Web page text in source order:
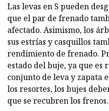
Las levas en S pueden
que el par de frenado
afectado. Asimismo, los
sus estrías y casquillos
rendimiento de frenado.
estado del buje, ya que es
conjunto de leva y zapata
los resortes, los bujes
que se recubren los frenos.